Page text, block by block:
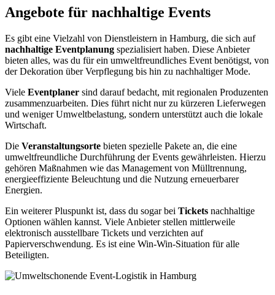
Angebote für nachhaltige Events
Es gibt eine Vielzahl von Dienstleistern in Hamburg, die sich auf
nachhaltige Eventplanung spezialisiert haben. Diese Anbieter
bieten alles, was du für ein umweltfreundliches Event benötigst, von
der Dekoration über Verpflegung bis hin zu nachhaltiger Mode.
Viele Eventplaner sind darauf bedacht, mit regionalen Produzenten
zusammenzuarbeiten. Dies führt nicht nur zu kürzeren Lieferwegen
und weniger Umweltbelastung, sondern unterstützt auch die lokale
Wirtschaft.
Die Veranstaltungsorte bieten spezielle Pakete an, die eine
umweltfreundliche Durchführung der Events gewährleisten. Hierzu
gehören Maßnahmen wie das Management von Mülltrennung,
energieeffiziente Beleuchtung und die Nutzung erneuerbarer
Energien.
Ein weiterer Pluspunkt ist, dass du sogar bei Tickets nachhaltige
Optionen wählen kannst. Viele Anbieter stellen mittlerweile
elektronisch ausstellbare Tickets und verzichten auf
Papierverschwendung. Es ist eine Win-Win-Situation für alle
Beteiligten.